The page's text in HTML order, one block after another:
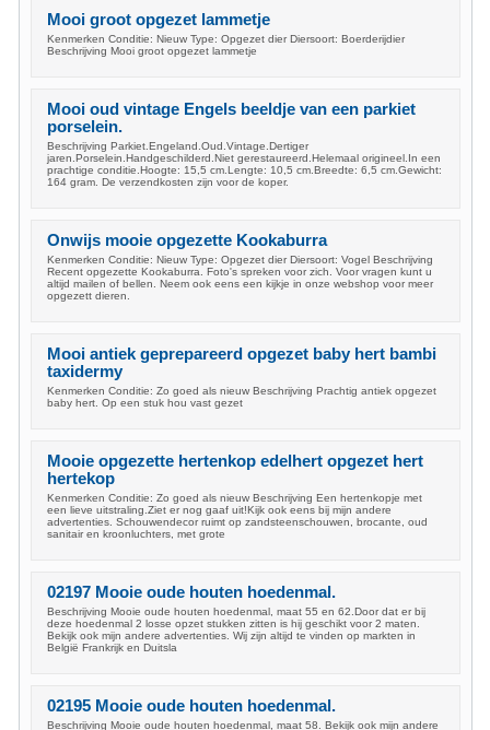
Mooi groot opgezet lammetje
Kenmerken Conditie: Nieuw Type: Opgezet dier Diersoort: Boerderijdier
Beschrijving Mooi groot opgezet lammetje
Mooi oud vintage Engels beeldje van een parkiet
porselein.
Beschrijving Parkiet.Engeland.Oud.Vintage.Dertiger
jaren.Porselein.Handgeschilderd.Niet gerestaureerd.Helemaal origineel.In een
prachtige conditie.Hoogte: 15,5 cm.Lengte: 10,5 cm.Breedte: 6,5 cm.Gewicht:
164 gram. De verzendkosten zijn voor de koper.
Onwijs mooie opgezette Kookaburra
Kenmerken Conditie: Nieuw Type: Opgezet dier Diersoort: Vogel Beschrijving
Recent opgezette Kookaburra. Foto's spreken voor zich. Voor vragen kunt u
altijd mailen of bellen. Neem ook eens een kijkje in onze webshop voor meer
opgezett dieren.
Mooi antiek geprepareerd opgezet baby hert bambi
taxidermy
Kenmerken Conditie: Zo goed als nieuw Beschrijving Prachtig antiek opgezet
baby hert. Op een stuk hou vast gezet
Mooie opgezette hertenkop edelhert opgezet hert
hertekop
Kenmerken Conditie: Zo goed als nieuw Beschrijving Een hertenkopje met
een lieve uitstraling.Ziet er nog gaaf uit!Kijk ook eens bij mijn andere
advertenties. Schouwendecor ruimt op zandsteenschouwen, brocante, oud
sanitair en kroonluchters, met grote
02197 Mooie oude houten hoedenmal.
Beschrijving Mooie oude houten hoedenmal, maat 55 en 62.Door dat er bij
deze hoedenmal 2 losse opzet stukken zitten is hij geschikt voor 2 maten.
Bekijk ook mijn andere advertenties. Wij zijn altijd te vinden op markten in
België Frankrijk en Duitsla
02195 Mooie oude houten hoedenmal.
Beschrijving Mooie oude houten hoedenmal, maat 58. Bekijk ook mijn andere